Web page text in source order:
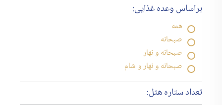
براساس وعده غذایی:
همه
صبحانه
صبحانه و نهار
صبحانه و نهار و شام
تعداد ستاره هتل: